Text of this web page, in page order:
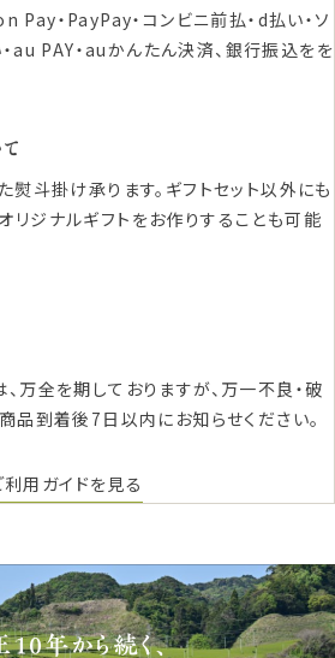
Pay・PayPay・コンビニ前払・d払い・ソ
au PAY・auかんたん決済、銀行振込をを
熨斗掛け承ります。ギフトセット以外にも
ジナルギフトをお作りすることも可能
万全を期しておりますが、万一不良・破
品到着後7日以内にお知らせください。
利用ガイドを見る
10年から続く、